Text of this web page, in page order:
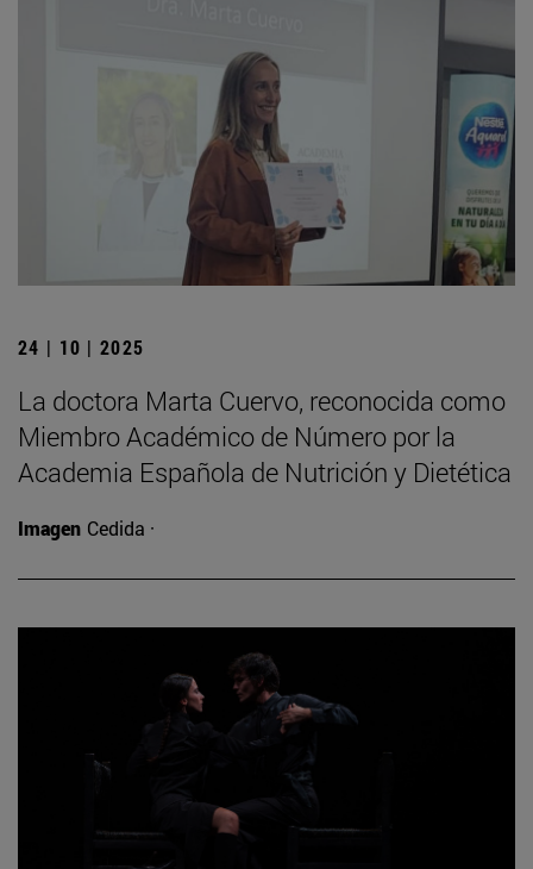
24 | 10 | 2025
La doctora Marta Cuervo, reconocida como
Miembro Académico de Número por la
Academia Española de Nutrición y Dietética
Imagen Cedida ·